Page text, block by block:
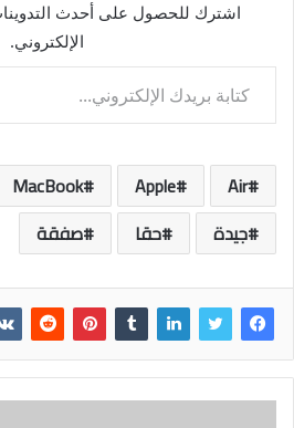
اشترك للحصول على أحدث
الإلكتروني.
كتابة بريدك الإلكتروني...
Air
Apple
MacBook
جيدة
حقا صفقة